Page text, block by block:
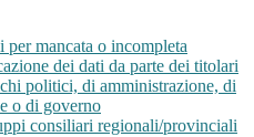
per mancata o incompleta
dei dati da parte dei titolari
politici, di amministrazione, di
o di governo
consiliari regionali/provinciali